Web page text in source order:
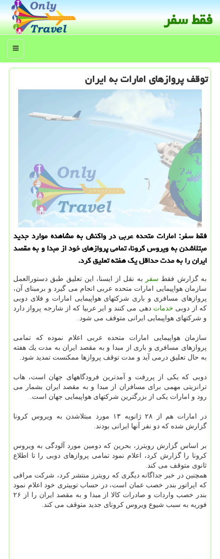
فقط سفر
منو
توقف پروازهای امارات به ایران
فقط سفر: امارات متحده عربی در واكنش به مشاهده موارد جدید
مبتلاشدن به ویروس كرونا، تمامی پروازهای خود از مبدا و به مقصد
ایران را به مدت حداقل یك هفته تعلیق كرد.
به گزارش فقط سفر
به نقل از ایسنا، این تعلیق طبق دستورالعمل
سازمان هواپیمایی امارات متحده عربی انجام می گیرد و برمبنای آن،
پروازهای مسافری و باری شركتهای هواپیمایی امارات و فلای دوبی
كه از دوبی خدمات دهی می كنند و ایر عربیا كه از شارجه پرواز دارد
و شركتهای هواپیمایی ایرانی متوقف می شود.
سازمان هواپیمایی امارات متحده عربی اعلام نموده كه تمامی
پروازهای مسافری و باری از مبدا و به مقصد ایران به مدت یك هفته
به حال تعلیق درمی آید و مدت توقف پروازها ممكنست تمدید شود.
دوبی كه یكی از پررفت و آمدترین فرودگاههای جهان است، هاب
ترانزیتی مهمی برای مسافران از مبدا و به مقصد ایران بشمار می
رود و امارات یكی از بزرگترین شركتهای هواپیمایی جهان است.
در امارات هم از ۲۸ ژانویه ۱۳ مورد مبتلاشدن به ویروس كرونا
گزارش شده كه دو نفر آنها ایرانی بودند.
بر اساس گزارش رویترز، بحرین كه دومین مورد آلودگی به ویروس
كرونا را گزارش كرد، اعلام نمود تمامی پروازهای دوبی را تا اطلاع
ثانوی متوقف می كند.
همچنین در خبر جداگانه دیگری كه رویترز منتشر كرد، شركت مرافی
كه اپراتور بندر خصب عمان است، در حساب توییتری خود اعلام نمود
بندر خصب واردات و صادرات كالا از مبدا و به مقصد ایران را از ۲۶
فوریه به سبب شیوع ویروس كرونای جدید متوقف می كند.